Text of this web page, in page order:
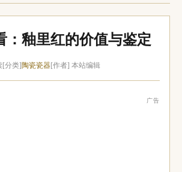
：釉里红的价值与鉴定
[分类] 陶瓷瓷器[作者] 本站编辑
广告